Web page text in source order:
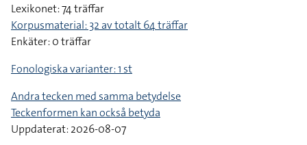
Lexikonet: 74 träffar
Korpusmaterial: 32 av totalt 64 träffar
Enkäter: 0 träffar
Fonologiska varianter: 1 st
Andra tecken med samma betydelse
Teckenformen kan också betyda
Uppdaterat: 2026-08-07